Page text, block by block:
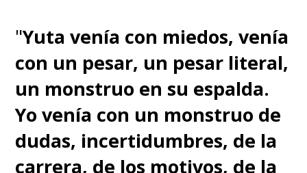
"Yuta venía con miedos, venía
con un pesar, un pesar literal,
un monstruo en su espalda.
Yo venía con un monstruo de
dudas, incertidumbres, de la
carrera, de los motivos, de la